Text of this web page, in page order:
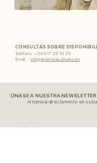
CONSULTAS SOBRE
Teléfono: +34 617 23 10 23
Email:info@artemisiacultura.com
ÚNASE A NUESTRA NEWSLETTER
Artemisia directamente en su